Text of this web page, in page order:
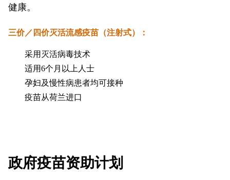
健康。
三价／四价灭活流感疫苗（注射式）：
采用灭活病毒技术
适用6个月以上人士
孕妇及慢性病患者均可接种
疫苗从荷兰进口
政府疫苗资助计划